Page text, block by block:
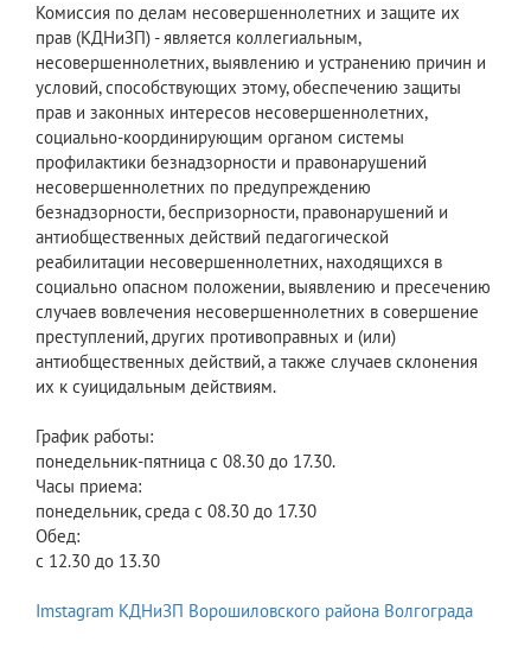
Комиссия по делам несовершеннолетних и защите их
прав (КДНиЗП) - является коллегиальным,
несовершеннолетних, выявлению и устранению причин и
условий, способствующих этому, обеспечению защиты
прав и законных интересов несовершеннолетних,
социально-координирующим органом системы
профилактики безнадзорности и правонарушений
несовершеннолетних по предупреждению
безнадзорности, беспризорности, правонарушений и
антиобщественных действий педагогической
реабилитации несовершеннолетних, находящихся в
социально опасном положении, выявлению и пресечению
случаев вовлечения несовершеннолетних в совершение
преступлений, других противоправных и (или)
антиобщественных действий, а также случаев склонения
их к суицидальным действиям.
График работы:
понедельник-пятница с 08.30 до 17.30.
Часы приема:
понедельник, среда с 08.30 до 17.30
Обед:
с 12.30 до 13.30
Imstagram КДНиЗП Ворошиловского района Волгограда